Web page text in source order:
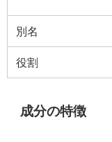
別名
役割
成分の特徴